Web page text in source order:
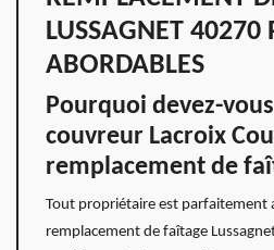
LUSSAGNET 40270
ABORDABLES
Pourquoi devez-
couvreur Lacroix
remplacement de
Tout propriétaire est parfaitement
remplacement de faîtage